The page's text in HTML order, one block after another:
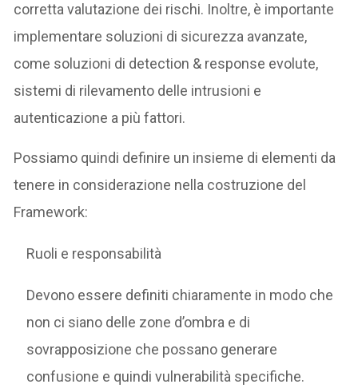
corretta valutazione dei rischi. Inoltre, è importante
implementare soluzioni di sicurezza avanzate,
come soluzioni di detection & response evolute,
sistemi di rilevamento delle intrusioni e
autenticazione a più fattori.
Possiamo quindi definire un insieme di elementi da
tenere in considerazione nella costruzione del
Framework:
Ruoli e responsabilità
Devono essere definiti chiaramente in modo che
non ci siano delle zone d’ombra e di
sovrapposizione che possano generare
confusione e quindi vulnerabilità specifiche.